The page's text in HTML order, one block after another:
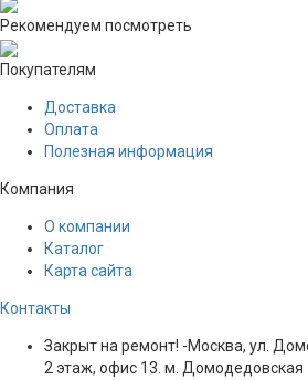
Рекомендуем посмотреть
Покупателям
Доставка
Оплата
Полезная информация
Компания
О компании
Каталог
Карта сайта
Контакты
Закрыт на ремонт! -Москва, ул.
2 этаж, офис 13. м. Домодедовская